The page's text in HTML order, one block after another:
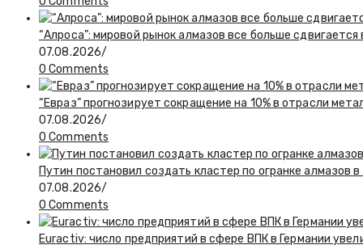
“Алроса”: мировой рынок алмазов все больше
07.08.2026/
0 Comments
“Евраз” прогнозирует сокращение на 10% в отрасли
07.08.2026/
0 Comments
Путин постановил создать кластер по огранке алмазов
07.08.2026/
0 Comments
Euractiv: число предприятий в сфере ВПК в Германии